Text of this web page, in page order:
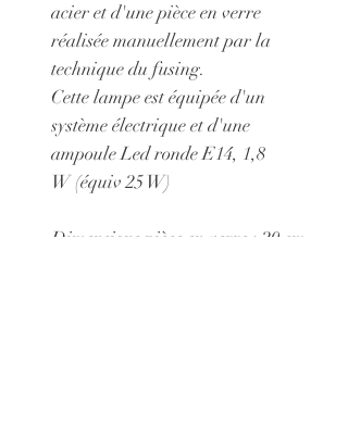
acier et d'une pièce en verre
réalisée manuellement par la
technique du fusing.
Cette lampe est équipée d'un
système électrique et d'une
ampoule Led ronde E14, 1,8
W (équiv 25 W)
Dimensions pièce en verre : 20 cm